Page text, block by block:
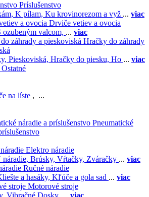
Príslušenstvo
K pílam, Ku krovinorezom a vyž ... viac
Drviče vetiev a ovocia
ozubeným valcom, ... viac
Hračky do záhrady
Pieskoviská, Hračky do piesku, Ho ... viac
Ostatné
na líste , ...
Pneumatické
Elektro náradie
Brúsky, Vŕtačky, Zváračky ... viac
Ručné náradie
a hasáky, Kľúče a gola sad ... viac
Motorové stroje
Vibračné Dosky, ... viac